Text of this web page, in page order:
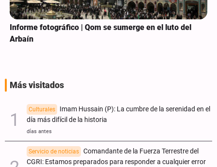
Informe fotográfico | Qom se sumerge en el luto del
Arbaín
Más visitados
Culturales
Imam Hussain (P): La cumbre de la serenidad en el
día más difícil de la historia
días antes
Servicio de noticias
Comandante de la Fuerza Terrestre del
CGRI: Estamos preparados para responder a cualquier error